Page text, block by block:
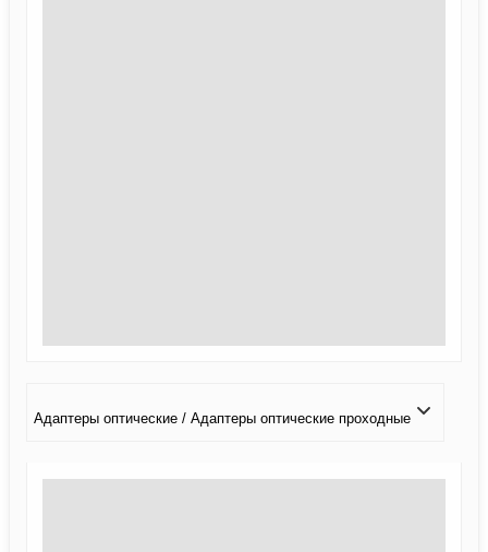
Адаптеры оптические / Адаптеры оптические проходные